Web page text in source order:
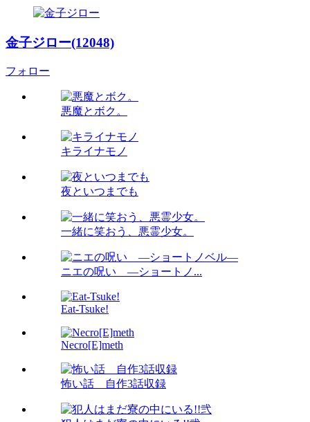
金子ジロー(12048)
フォロー
悪魔とボク。
キライナモノ
夜といつまでも
一緒に笑おう、悪霊少女。
ニエの呪い ―ショートノ...
Eat-Tsuke!
Necro[E]meth
怖い話 自作3話収録